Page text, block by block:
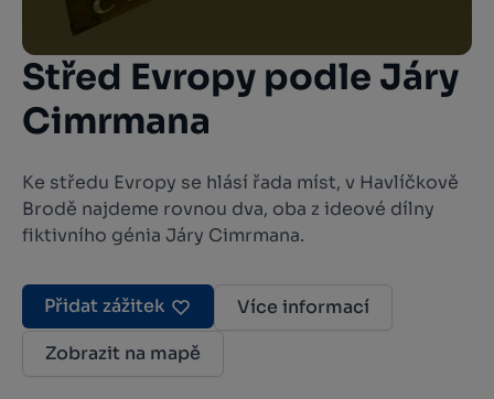
Střed Evropy podle Járy
Cimrmana
Ke středu Evropy se hlásí řada míst, v Havlíčkově
Brodě najdeme rovnou dva, oba z ideové dílny
fiktivního génia Járy Cimrmana.
Přidat zážitek
Více informací
Zobrazit na mapě